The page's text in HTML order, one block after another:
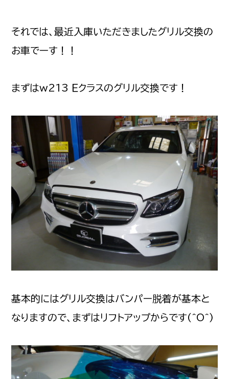
それでは、最近入庫いただきましたグリル交換の
お車でーす！！
まずはw213 Ｅクラスのグリル交換です！
基本的にはグリル交換はバンパー脱着が基本と
なりますので、まずはリフトアップからです(^O^)